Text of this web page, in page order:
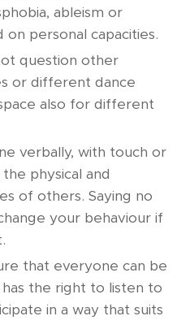
ableism or
on personal capacities.
question other
or different dance
also for different
verbally, with touch or
physical and
of others. Saying no
your behaviour if
that everyone can be
the right to listen to
in a way that suits